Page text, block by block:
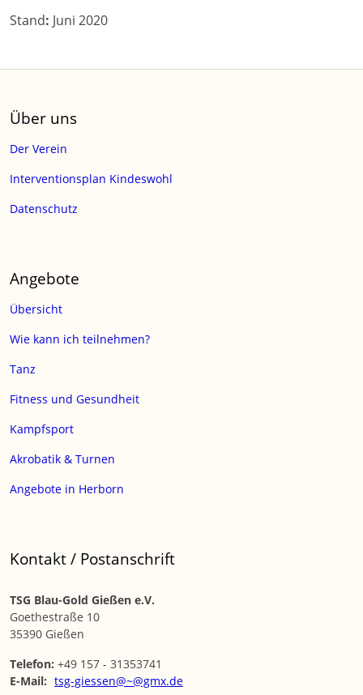
Stand: Juni 2020
Über uns
Der Verein
Interventionsplan Kindeswohl
Datenschutz
Angebote
Übersicht
Wie kann ich teilnehmen?
Tanz
Fitness und Gesundheit
Kampfsport
Akrobatik & Turnen
Angebote in Herborn
Kontakt / Postanschrift
TSG Blau-Gold Gießen e.V.
Goethestraße 10
35390 Gießen
Telefon: +49 157 - 31353741
E-Mail: tsg-giessen@~@gmx.de